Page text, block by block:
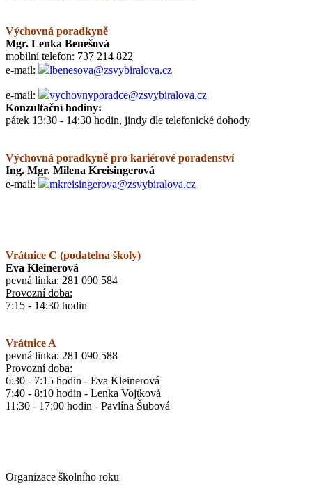
Výchovná poradkyně
Mgr. Lenka Benešová
mobilní telefon: 737 214 822
e-mail:
lbenesova@zsvybiralova.cz
e-mail:
vychovnyporadce@zsvybiralova.cz
Konzultační hodiny:
pátek 13:30 - 14:30 hodin, jindy dle telefonické dohody
Výchovná poradkyně pro kariérové poradenství
Ing. Mgr. Milena Kreisingerová
e-mail:
mkreisingerova@zsvybiralova.cz
Vrátnice C (podatelna školy)
Eva Kleinerová
pevná linka: 281 090 584
Provozní doba:
7:15 - 14:30 hodin
Vrátnice A
pevná linka: 281 090 588
Provozní doba:
6:30 - 7:15 hodin - Eva Kleinerová
7:40 - 8:10 hodin - Lenka Vojtková
11:30 - 17:00 hodin - Pavlína Šubová
Organizace školního roku